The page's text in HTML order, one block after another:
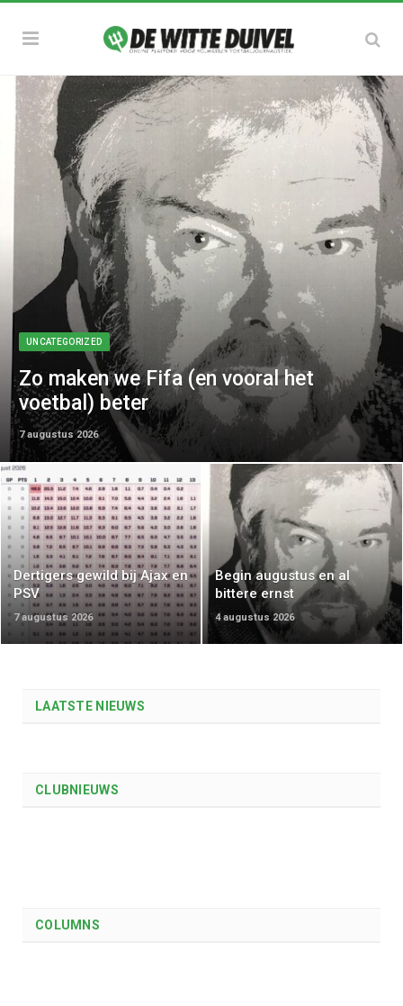
UNCATEGORIZED
Zo maken we Fifa (en vooral het
voetbal) beter
7 augustus 2026
Dertigers gewild bij Ajax en
PSV
7 augustus 2026
Begin augustus en al
bittere ernst
4 augustus 2026
LAATSTE NIEUWS
CLUBNIEUWS
COLUMNS